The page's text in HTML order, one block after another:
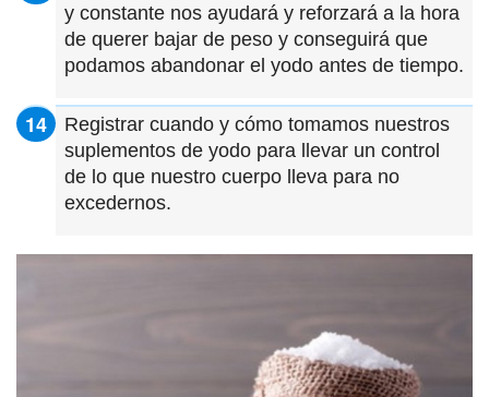
y constante nos ayudará y reforzará a la hora
de querer bajar de peso y conseguirá que
podamos abandonar el yodo antes de tiempo.
Registrar cuando y cómo tomamos nuestros
suplementos de yodo para llevar un control
de lo que nuestro cuerpo lleva para no
excedernos.